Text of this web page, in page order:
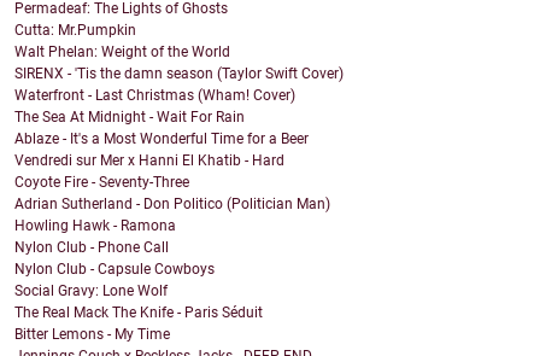
Permadeaf: The Lights of Ghosts
Cutta: Mr.Pumpkin
Walt Phelan: Weight of the World
SIRENX - 'Tis the damn season (Taylor Swift Cover)
Waterfront - Last Christmas (Wham! Cover)
The Sea At Midnight - Wait For Rain
Ablaze - It's a Most Wonderful Time for a Beer
Vendredi sur Mer x Hanni El Khatib - Hard
Coyote Fire - Seventy-Three
Adrian Sutherland - Don Politico (Politician Man)
Howling Hawk - Ramona
Nylon Club - Phone Call
Nylon Club - Capsule Cowboys
Social Gravy: Lone Wolf
The Real Mack The Knife - Paris Séduit
Bitter Lemons - My Time